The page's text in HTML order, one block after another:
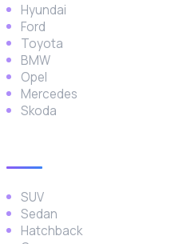
Hyundai
Ford
Toyota
BMW
Opel
Mercedes
Skoda
SUV
Sedan
Hatchback